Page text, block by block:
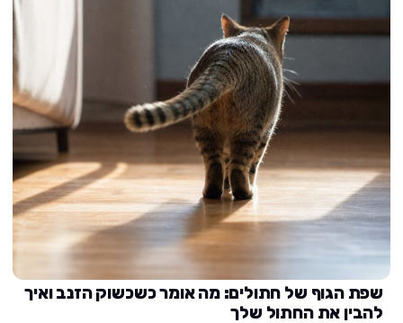
שפת הגוף של חתולים: מה אומר כשכשוק הזנב ואיך
להבין את החתול שלך